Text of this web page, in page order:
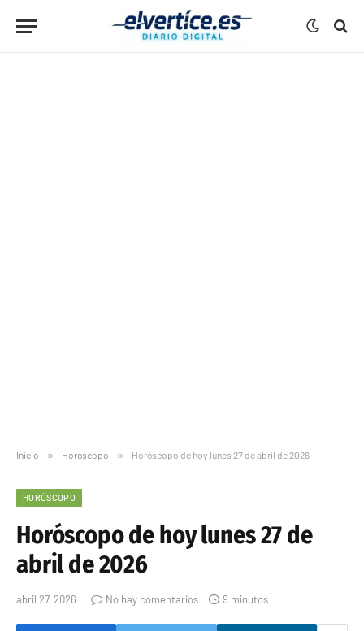
Inicio » Horóscopo » Horóscopo de hoy lunes 27 de abril de 2026
HORÓSCOPO
Horóscopo de hoy lunes 27 de
abril de 2026
abril 27, 2026 No hay comentarios 9 minutos